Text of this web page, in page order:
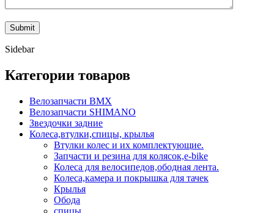
Sidebar
Категории товаров
Велозапчасти BMX
Велозапчасти SHIMANO
Звездочки задние
Колеса,втулки,спицы, крылья
Втулки колес и их комплектующие.
Запчасти и резина для колясок,e-bike
Колеса для велосипедов,ободная лента.
Колеса,камера и покрышка для тачек
Крылья
Обода
спицы